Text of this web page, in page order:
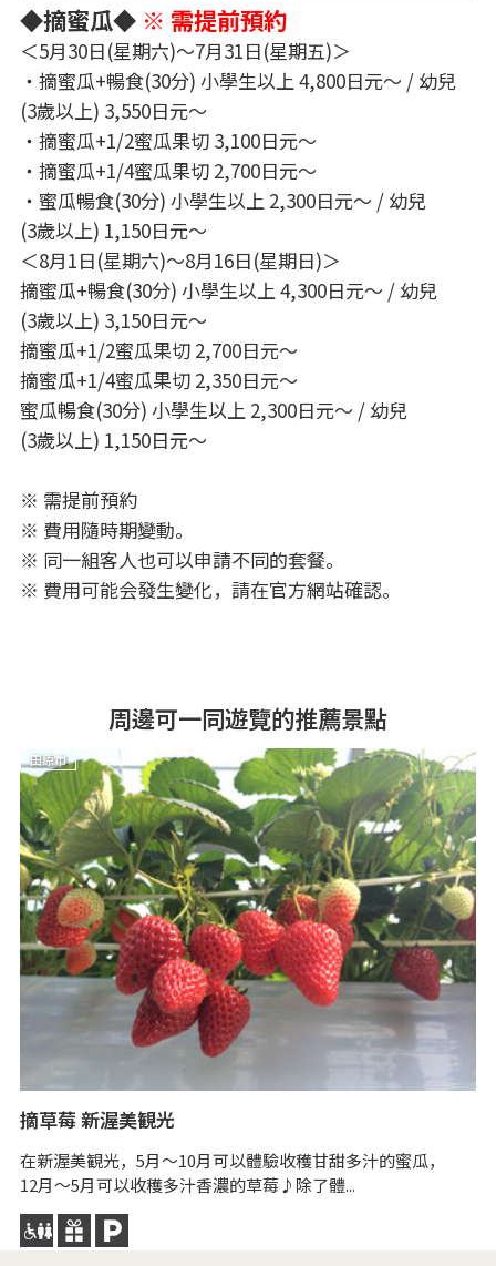
◆摘蜜瓜◆ ※ 需提前預約
＜5月30日(星期六)～7月31日(星期五)＞
・摘蜜瓜+暢食(30分) 小學生以上 4,800日元～ / 幼兒
(3歲以上) 3,550日元～
・摘蜜瓜+1/2蜜瓜果切 3,100日元～
・摘蜜瓜+1/4蜜瓜果切 2,700日元～
・蜜瓜暢食(30分) 小學生以上 2,300日元～ / 幼兒
(3歲以上) 1,150日元～
＜8月1日(星期六)～8月16日(星期日)＞
摘蜜瓜+暢食(30分) 小學生以上 4,300日元～ / 幼兒
(3歲以上) 3,150日元～
摘蜜瓜+1/2蜜瓜果切 2,700日元～
摘蜜瓜+1/4蜜瓜果切 2,350日元～
蜜瓜暢食(30分) 小學生以上 2,300日元～ / 幼兒
(3歲以上) 1,150日元～
※ 需提前預約
※ 費用隨時期變動。
※ 同一組客人也可以申請不同的套餐。
※ 費用可能会發生變化，請在官方網站確認。
周邊可一同遊覽的推薦景點
田原市
摘草莓 新渥美観光
在新渥美観光，5月～10月可以體驗收穫甘甜多汁的蜜瓜，
12月～5月可以收穫多汁香濃的草莓♪除了體...